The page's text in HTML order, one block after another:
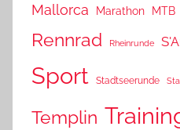
Mallorca Marathon MTB
Rennrad Rheinrunde
Sport Stadtseerunde
Templin